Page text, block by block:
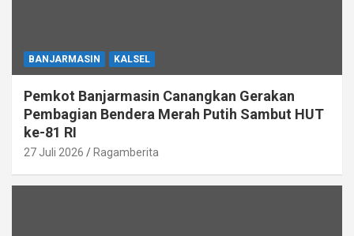
BANJARMASIN KALSEL
Pemkot Banjarmasin Canangkan Gerakan
Pembagian Bendera Merah Putih Sambut HUT
ke-81 RI
27 Juli 2026 Ragamberita